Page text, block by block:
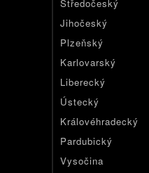
Středočeský
Jihočeský
Plzeňský
Karlovarský
Liberecký
Ústecký
Královéhradecký
Pardubický
Vysočina